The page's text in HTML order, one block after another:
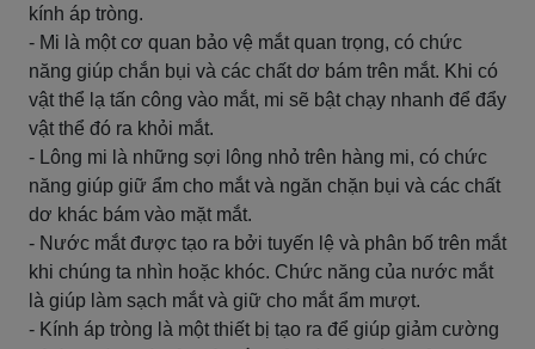
kính áp tròng.
- Mi là một cơ quan bảo vệ mắt quan trọng, có chức
năng giúp chắn bụi và các chất dơ bám trên mắt. Khi có
vật thể lạ tấn công vào mắt, mi sẽ bật chạy nhanh để đẩy
vật thể đó ra khỏi mắt.
- Lông mi là những sợi lông nhỏ trên hàng mi, có chức
năng giúp giữ ẩm cho mắt và ngăn chặn bụi và các chất
dơ khác bám vào mặt mắt.
- Nước mắt được tạo ra bởi tuyến lệ và phân bố trên mắt
khi chúng ta nhìn hoặc khóc. Chức năng của nước mắt
là giúp làm sạch mắt và giữ cho mắt ẩm mượt.
- Kính áp tròng là một thiết bị tạo ra để giúp giảm cường